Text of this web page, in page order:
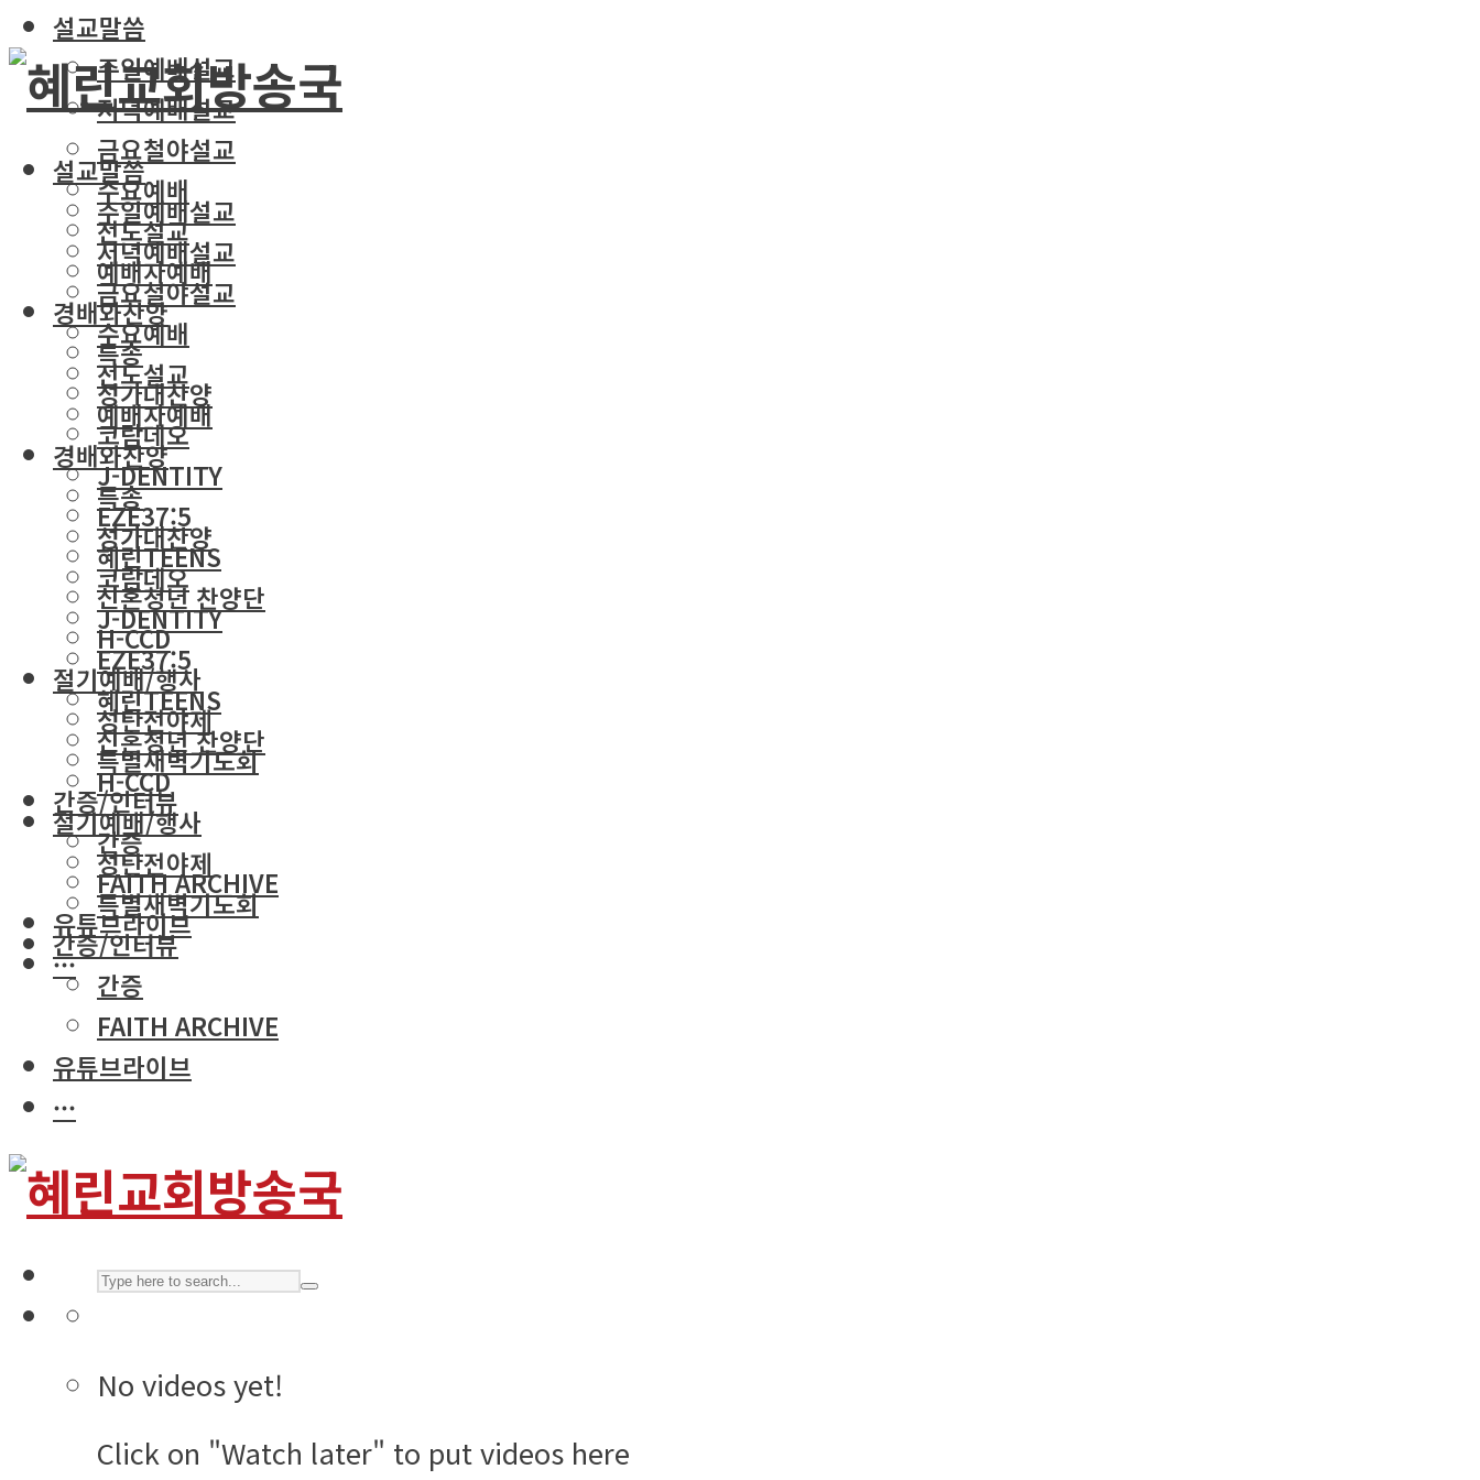
설교말씀
주일예배설교
저녁예배설교
금요철야설교
수요예배
전도설교
예배자예배
경배와찬양
특송
성가대찬양
코람데오
J-DENTITY
EZE37:5
혜린TEENS
신혼청년 찬양단
H-CCD
절기예배/행사
성탄전야제
특별새벽기도회
간증/인터뷰
간증
FAITH ARCHIVE
유튜브라이브
···
설교말씀
주일예배설교
저녁예배설교
금요철야설교
수요예배
전도설교
예배자예배
경배와찬양
특송
성가대찬양
코람데오
J-DENTITY
EZE37:5
혜린TEENS
신혼청년 찬양단
H-CCD
절기예배/행사
성탄전야제
특별새벽기도회
간증/인터뷰
간증
FAITH ARCHIVE
유튜브라이브
···
No videos yet!
Click on "Watch later" to put videos here